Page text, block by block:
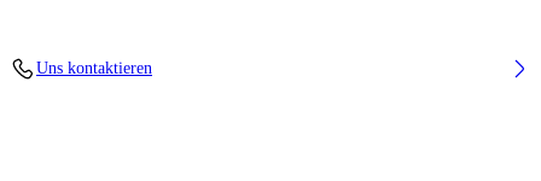
Bridge Width: 22 mm
Uns kontaktieren